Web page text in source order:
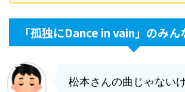
「孤独にDance in vain」のみん
松本さんの曲じゃない